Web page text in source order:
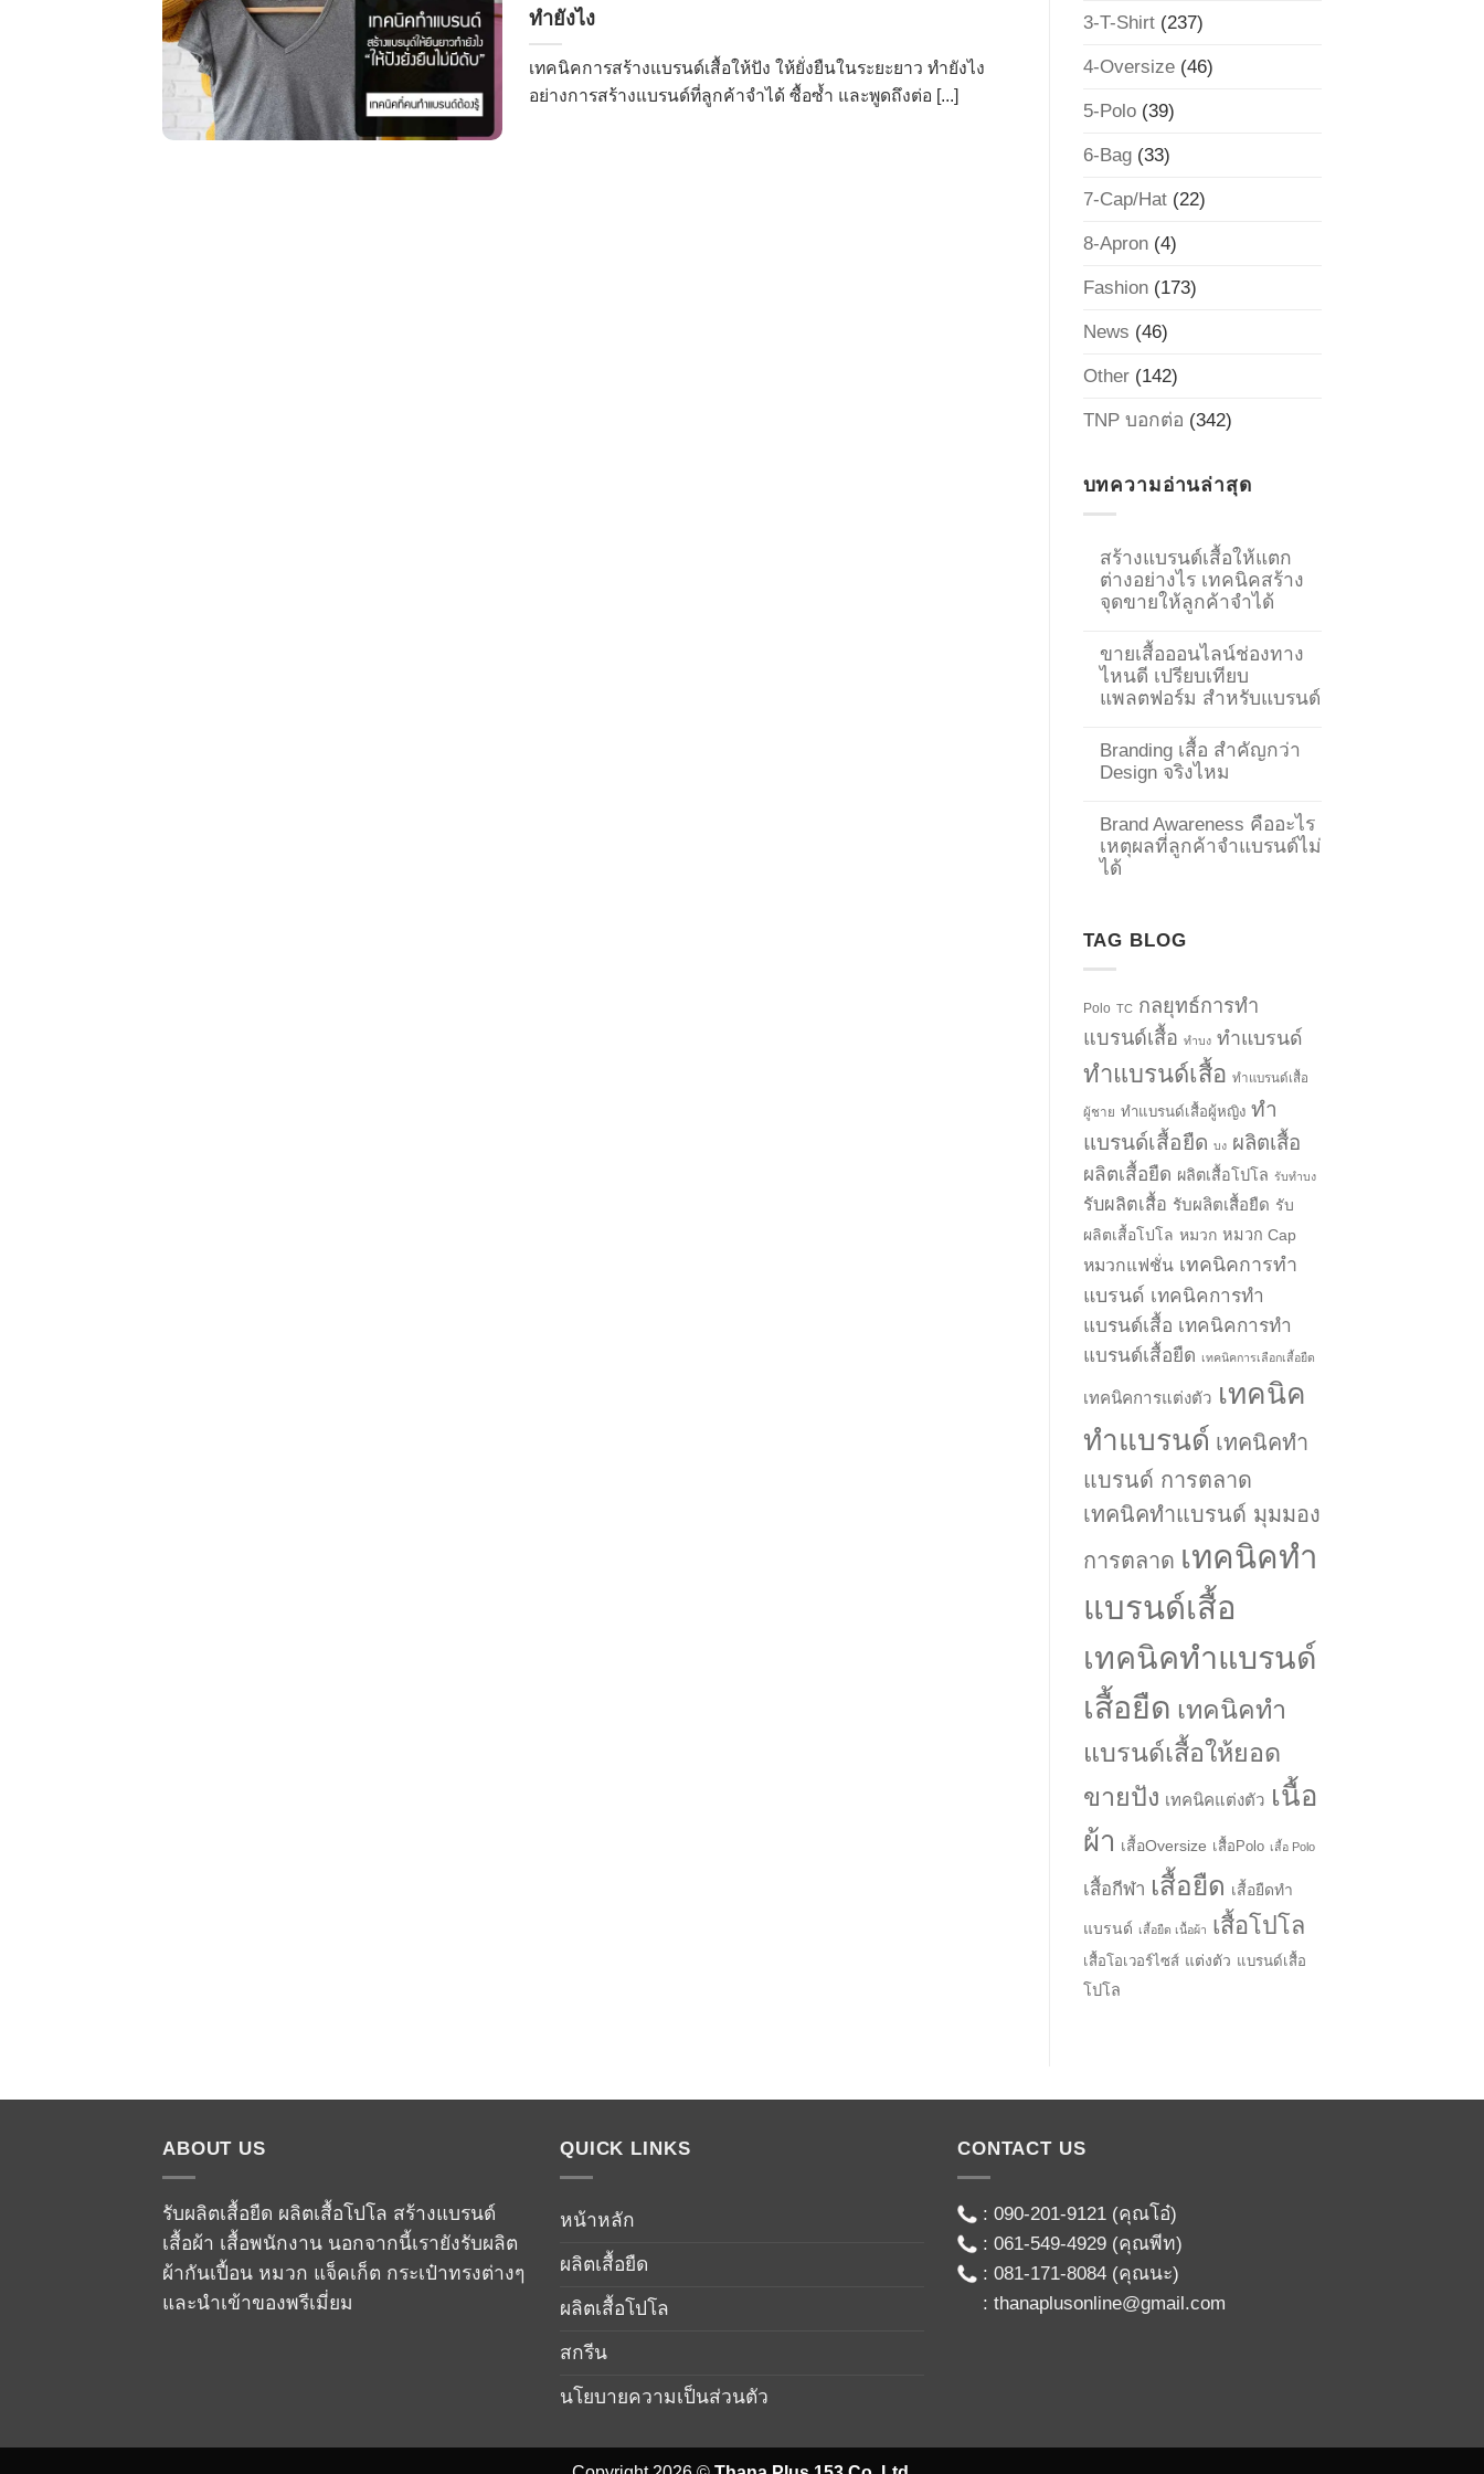
ทำยังไง
เทคนิคการสร้างแบรนด์เสื้อให้ปัง ให้ยั่งยืนในระยะยาว ทำยังไง
อย่างการสร้างแบรนด์ที่ลูกค้าจำได้ ซื้อซ้ำ และพูดถึงต่อ [...]
3-T-Shirt(237)
4-Oversize(46)
5-Polo(39)
6-Bag(33)
7-Cap/Hat(22)
8-Apron(4)
Fashion(173)
News (46)
Other(142)
TNP บอกต่อ (342)
บทความอ่านล่าสุด
สร้างแบรนด์เสื้อให้แตก
ต่างอย่างไร เทคนิคสร้าง
จุดขายให้ลูกค้าจำได้
ขายเสื้อออนไลน์ช่องทาง
ไหนดี เปรียบเทียบ
แพลตฟอร์ม สำหรับแบรนด์
Branding เสื้อ สำคัญกว่า
Design จริงไหม
Brand Awareness คืออะไร
เหตุผลที่ลูกค้าจำแบรนด์ไม่
ได้
TAG BLOG
Polo TC กลยุทธ์การทำ
แบรนด์เสื้อ ทำบง ทำแบรนด์
ทำแบรนด์เสื้อ ทำแบรนด์เสื้อ
ผู้ชาย ทำแบรนด์เสื้อผู้หญิง ทำ
แบรนด์เสื้อยืด บง ผลิตเสื้อ
ผลิตเสื้อยืด ผลิตเสื้อโปโล รับทำบง
รับผลิตเสื้อ รับผลิตเสื้อยืด รับ
ผลิตเสื้อโปโล หมวก หมวก Cap
หมวกแฟชั่น เทคนิคการทำ
แบรนด์ เทคนิคการทำ
แบรนด์เสื้อ เทคนิคการทำ
แบรนด์เสื้อยืด เทคนิคการเลือกเสื้อยืด
เทคนิคการแต่งตัว เทคนิค
ทำแบรนด์ เทคนิคทำ
แบรนด์ การตลาด
เทคนิคทำแบรนด์ มุมมอง
การตลาด เทคนิคทำ
แบรนด์เสื้อ
เทคนิคทำแบรนด์
เสื้อยืด เทคนิคทำ
แบรนด์เสื้อให้ยอด
ขายปัง เทคนิคแต่งตัว เนื้อ
ผ้า เสื้อOversize เสื้อPolo เสื้อ Polo
เสื้อกีฬา เสื้อยืด เสื้อยืดทำ
แบรนด์ เสื้อยืด เนื้อผ้า เสื้อโปโล
เสื้อโอเวอร์ไซส์ แต่งตัว แบรนด์เสื้อ
โปโล
ABOUT US
รับผลิตเสื้อยืด ผลิตเสื้อโปโล สร้างแบรนด์
เสื้อผ้า เสื้อพนักงาน นอกจากนี้เรายังรับผลิต
ผ้ากันเปื้อน หมวก แจ็คเก็ต กระเป๋าทรงต่างๆ
และนำเข้าของพรีเมี่ยม
QUICK LINKS
หน้าหลัก
ผลิตเสื้อยืด
ผลิตเสื้อโปโล
สกรีน
นโยบายความเป็นส่วนตัว
CONTACT US
: 090-201-9121(คุณโอ๋)
: 061-549-4929(คุณพีท)
: 081-171-8084(คุณนะ)
: thanaplusonline@gmail.com